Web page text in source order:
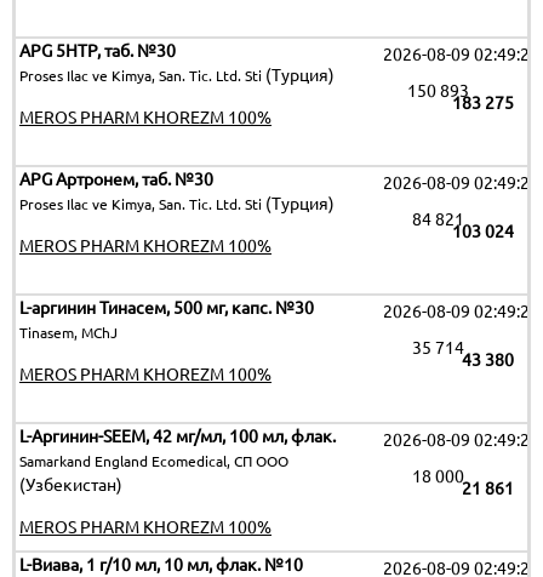
APG 5HTP, таб. №30
Proses Ilac ve Kimya, San. Tic. Ltd. Sti (Турция)
2026-08-09 02:49:25
183 275
150 893
MEROS PHARM KHOREZM 100%
APG Артронем, таб. №30
Proses Ilac ve Kimya, San. Tic. Ltd. Sti (Турция)
2026-08-09 02:49:25
103 024
84 821
MEROS PHARM KHOREZM 100%
L-аргинин Тинасем, 500 мг, капс. №30
Tinasem, MChJ
2026-08-09 02:49:25
43 380
35 714
MEROS PHARM KHOREZM 100%
L-Аргинин-SEEM, 42 мг/мл, 100 мл, флак.
Samarkand England Ecomedical, СП ООО
(Узбекистан)
2026-08-09 02:49:25
21 861
18 000
MEROS PHARM KHOREZM 100%
L-Виава, 1 г/10 мл, 10 мл, флак. №10
2026-08-09 02:49:25